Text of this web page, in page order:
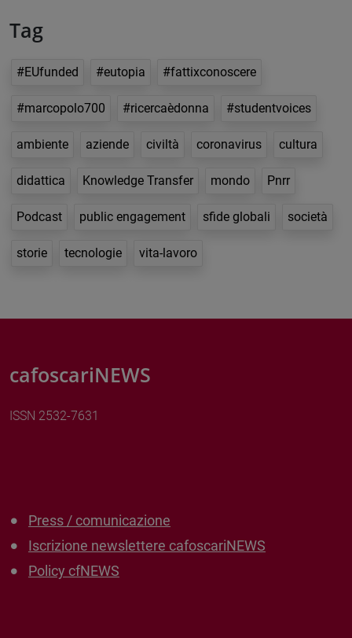
Tag
#EUfunded #eutopia #fattixconoscere
#marcopolo700 #ricercaèdonna #studentvoices
ambiente aziende civiltà coronavirus cultura
didattica Knowledge Transfer mondo Pnrr
Podcast public engagement sfide globali società
storie tecnologie vita-lavoro
cafoscariNEWS
ISSN 2532-7631
Press / comunicazione
Iscrizione newslettere cafoscariNEWS
Policy cfNEWS